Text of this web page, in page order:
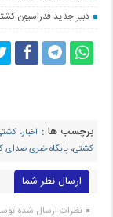
دبیر جدید فدراسیون
برچسب ها : اخبار،
کشتی، پایگاه خبری
ارسال نظر شما
نظرات ارسال شده